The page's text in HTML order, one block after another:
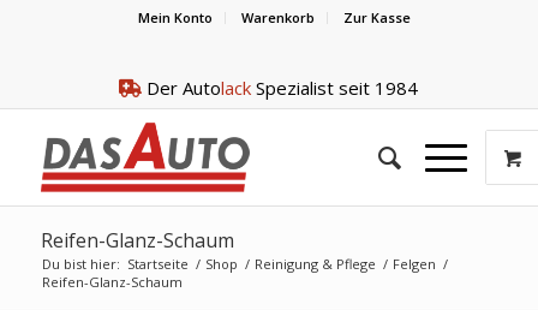
Mein Konto Warenkorb Zur Kasse
Der Autolack Spezialist seit 1984
Reifen-Glanz-Schaum
Du bist hier: Startseite / Shop / Reinigung & Pflege / Felgen /
Reifen-Glanz-Schaum